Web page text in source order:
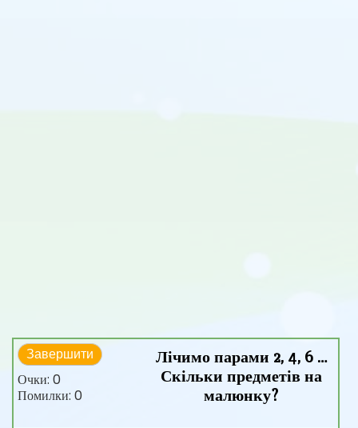
Завершити
Очки: 0
Помилки: 0
Лічимо парами 2, 4, 6 …
Скільки предметів на
малюнку?